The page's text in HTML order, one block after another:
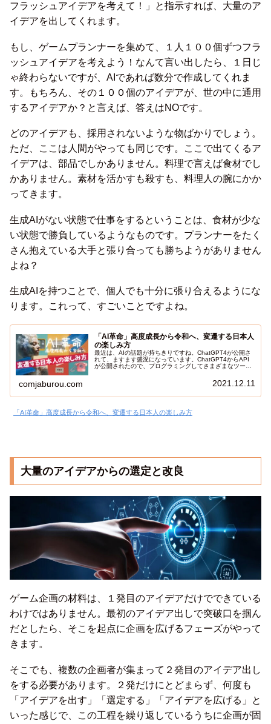
フラッシュアイデアを考えて！」と指示すれば、大量のア
イデアを出してくれます。
もし、ゲームプランナーを集めて、１人１００個ずつフラ
ッシュアイデアを考えよう！なんて言い出したら、１日じ
ゃ終わらないですが、AIであれば数分で作成してくれま
す。もちろん、その１００個のアイデアが、世の中に通用
するアイデアか？と言えば、答えはNOです。
どのアイデアも、採用されないような物ばかりでしょう。
ただ、ここは人間がやっても同じです。ここで出てくるア
イデアは、部品でしかありません。料理で言えば食材でし
かありません。素材を活かすも殺すも、料理人の腕にかか
ってきます。
生成AIがない状態で仕事をするということは、食材が少な
い状態で勝負しているようなものです。プランナーをたく
さん抱えている大手と張り合っても勝ちようがありません
よね？
生成AIを持つことで、個人でも十分に張り合えるようにな
ります。これって、すごいことですよね。
「AI革命」高度成長から令和へ、変遷する日本人
の楽しみ方
最近は、AIの話題が持ちきりですね。ChatGPT4が公開さ
れて、ますます盛況になっています。ChatGPT4からAPI
が公開されたので、プログラミングしてさまざまなツール
ンジニアが増えてるのも面白いですね。僕も、シナリオ作
成や設定資料作成等でChatGPTに壁打ちしてもらってます
comjaburou.com 2021.12.11
「AI革命」高度成長から令和へ、変遷する日本人の楽しみ方
大量のアイデアからの選定と改良
ゲーム企画の材料は、１発目のアイデアだけでできている
わけではありません。最初のアイデア出しで突破口を掴ん
だとしたら、そこを起点に企画を広げるフェーズがやって
きます。
そこでも、複数の企画者が集まって２発目のアイデア出し
をする必要があります。２発だけにとどまらず、何度も
「アイデアを出す」「選定する」「アイデアを広げる」と
いった感じで、この工程を繰り返しているうちに企画が固